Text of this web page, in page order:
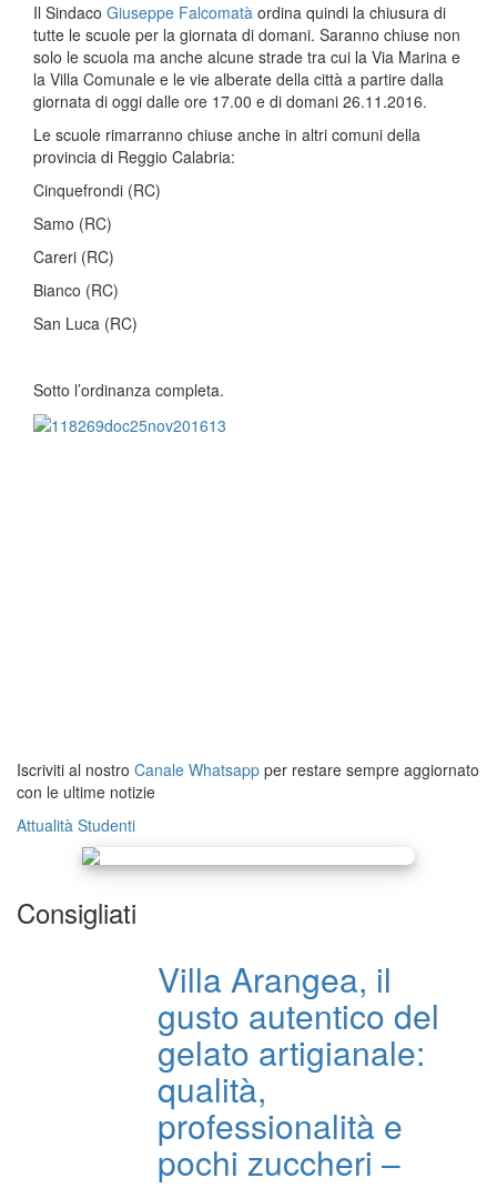
Il Sindaco Giuseppe Falcomatà ordina quindi la chiusura di
tutte le scuole per la giornata di domani. Saranno chiuse non
solo le scuola ma anche alcune strade tra cui la Via Marina e
la Villa Comunale e le vie alberate della città a partire dalla
giornata di oggi dalle ore 17.00 e di domani 26.11.2016.
Le scuole rimarranno chiuse anche in altri comuni della
provincia di Reggio Calabria:
Cinquefrondi (RC)
Samo (RC)
Careri (RC)
Bianco (RC)
San Luca (RC)
Sotto l’ordinanza completa.
Iscriviti al nostro Canale Whatsapp per restare sempre aggiornato
con le ultime notizie
Attualità Studenti
Consigliati
Villa Arangea, il
gusto autentico del
gelato artigianale:
qualità,
professionalità e
pochi zuccheri –